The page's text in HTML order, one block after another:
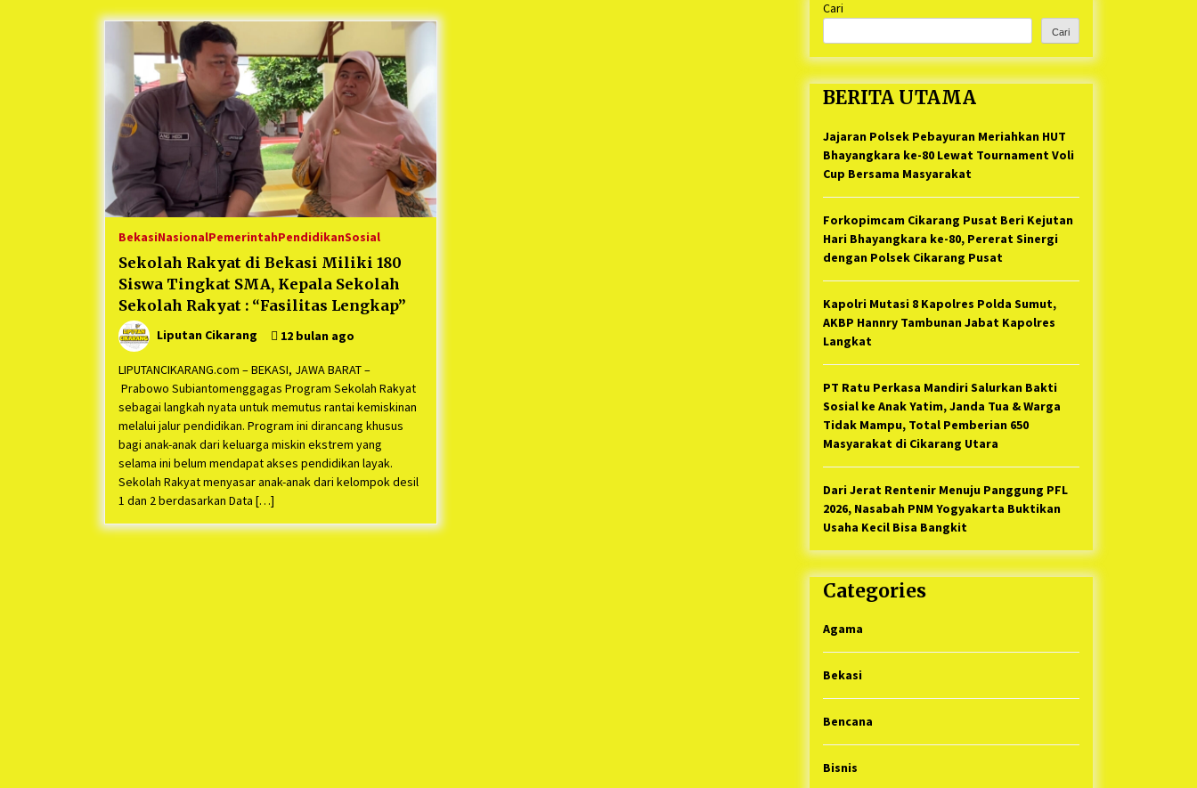
Berjalan Sukses
5 bulan ago
Sebelum Waktunya
1 tahun ago
Kartini Penggerak Lingkungan dari
Sampah Bukit Berlian
1 tahun ago
Indonesia Gilang Bayu Nugraha,
S.H, Ucapkan Terimakasih Atas
Support Camat Kedungwaringin
Memberikan Logistik Ke Posko
1 tahun ago
Ucapan Terimakasih Ketua Umum
Jurpala Indonesia dan KOSMI
Indonesia Atas Respon Cepat Polres
Metro Bekasi dan Polsek Cikarang
Timur yang Tangkap Oknum Ormas
Terkait Pengusiran Pendirian Posko
1 tahun ago
Jelang Ramadhan, Kecamatan
Cikarang Pusat Gelar STQ ke-VII
1 tahun ago
BekasiNasionalPemerintahPendidikanSosial
Sekolah Rakyat di Bekasi Miliki 180
Siswa Tingkat SMA, Kepala Sekolah
Sekolah Rakyat : “Fasilitas Lengkap”
Liputan Cikarang 12 bulan ago
LIPUTANCIKARANG.com – BEKASI, JAWA BARAT –
Prabowo Subiantomenggagas Program Sekolah Rakyat
sebagai langkah nyata untuk memutus rantai kemiskinan
melalui jalur pendidikan. Program ini dirancang khusus
bagi anak-anak dari keluarga miskin ekstrem yang
selama ini belum mendapat akses pendidikan layak.
Sekolah Rakyat menyasar anak-anak dari kelompok desil
1 dan 2 berdasarkan Data […]
Cari
Cari
BERITA UTAMA
Jajaran Polsek Pebayuran Meriahkan HUT
Bhayangkara ke-80 Lewat Tournament Voli
Cup Bersama Masyarakat
Forkopimcam Cikarang Pusat Beri Kejutan
Hari Bhayangkara ke-80, Pererat Sinergi
dengan Polsek Cikarang Pusat
Kapolri Mutasi 8 Kapolres Polda Sumut,
AKBP Hannry Tambunan Jabat Kapolres
Langkat
PT Ratu Perkasa Mandiri Salurkan Bakti
Sosial ke Anak Yatim, Janda Tua & Warga
Tidak Mampu, Total Pemberian 650
Masyarakat di Cikarang Utara
Dari Jerat Rentenir Menuju Panggung PFL
2026, Nasabah PNM Yogyakarta Buktikan
Usaha Kecil Bisa Bangkit
Categories
Agama
Bekasi
Bencana
Bisnis